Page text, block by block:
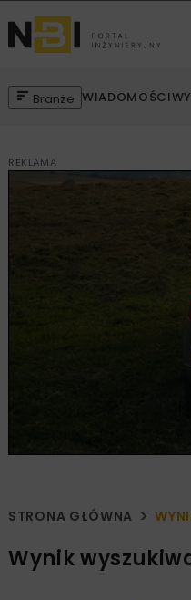
Branże WIADOMOŚCI
REKLAMA
STRONA GŁÓWNA
Wynik